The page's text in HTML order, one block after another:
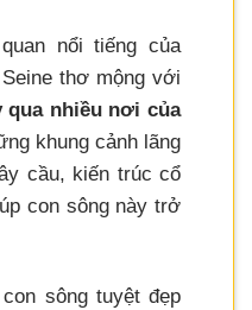
nổi tiếng của
thơ mộng với
qua nhiều nơi của
khung cảnh lãng
cầu, kiến trúc cổ
con sông này trở
sông tuyệt đẹp